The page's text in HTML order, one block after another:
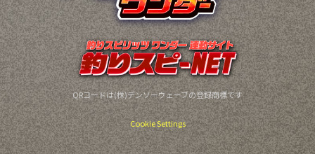
QRコードは(株)デンソーウェーブの登録商標です
Cookie Settings